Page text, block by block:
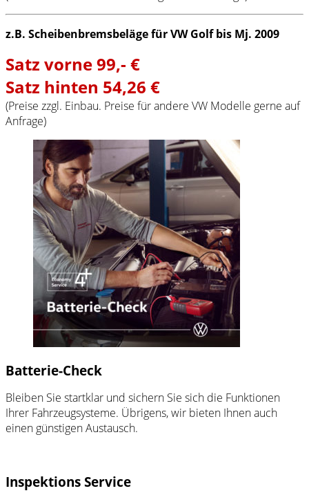
z.B. Scheibenbremsbeläge für VW Golf bis Mj. 2009
Satz vorne 99,- €
Satz hinten 54,26 €
(Preise zzgl. Einbau. Preise für andere VW Modelle gerne auf
Anfrage)
Batterie-Check
Bleiben Sie startklar und sichern Sie sich die Funktionen
Ihrer Fahrzeugsysteme. Übrigens, wir bieten Ihnen auch
einen günstigen Austausch.
Inspektions Service